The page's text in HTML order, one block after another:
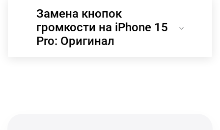
Замена кнопок
громкости на iPhone 15
Pro: Оригинал